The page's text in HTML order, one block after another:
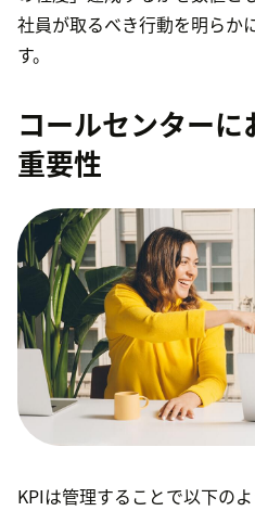
社員が取るべき行動を明らか
す。
コールセンター
重要性
KPIは管理することで以下の